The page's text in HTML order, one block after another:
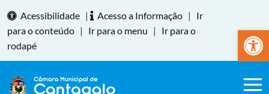
Abrir
Acessibilidade | Acesso a Informação |
Ir
para o conteúdo | Ir para o menu |
Ir para o
rodapé